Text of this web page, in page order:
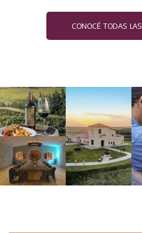
CONOCÉ TODAS